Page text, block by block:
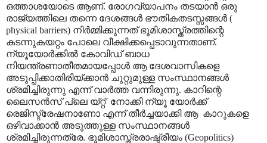
ഒത്താശയോടെ ആണ്. രോഗവ്യാപനം തടയാൻ ഒരു
രാജ്യത്തിലെ തന്നെ ദേശങ്ങൾ ഭൗതികതടസ്സങ്ങൾ (
physical barriers) നിർമ്മിക്കുന്നത് ഭൂമിശാസ്ത്രത്തിന്റെ
കടന്നുകയറ്റം പോലെ വീക്ഷിക്കപ്പെടാവുന്നതാണ്.
ന്യൂയോർക്കിൽ കോവിഡ് ബാധ
നിയന്ത്രണാതീതമായപ്പോൾ ആ ദേശവാസികളെ
അടുപ്പിക്കാതിരിയ്ക്കാൻ ചുറ്റുമുള്ള സംസ്ഥാനങ്ങൾ
ശ്രമിച്ചിരുന്നു എന്ന് വാർത്ത വന്നിരുന്നു. കാറിന്റെ
ലൈസൻസ് പ്ലെ യ്റ്റ് നോക്കി ന്യൂ യോർക്ക്
രെജിസ്ട്രേഷനാണോ എന്ന് തീർച്ചയാക്കി ആ കാറുകളെ
ഒഴിവാക്കാൻ അടുത്തുള്ള സംസ്ഥാനങ്ങൾ
ശ്രമിച്ചിരുന്നത്രേ. ഭൂമിശാസ്ത്രരാഷ്ട്രീയം (Geopolitics)